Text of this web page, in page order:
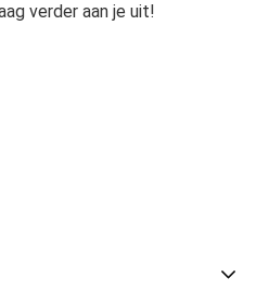
verder aan je uit!